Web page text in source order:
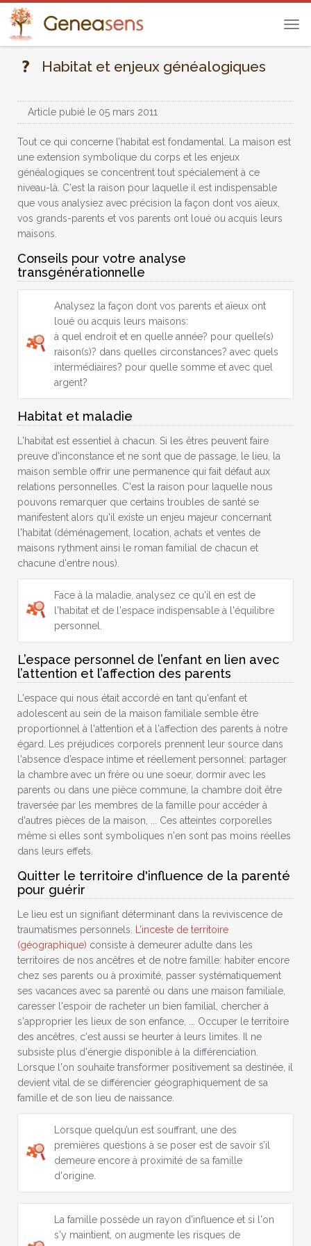
Habitat et enjeux généalogiques
Article pubié le 05 mars 2011
Tout ce qui concerne l’habitat est fondamental. La maison est
une extension symbolique du corps et les enjeux
généalogiques se concentrent tout spécialement à ce
niveau-là. C'est la raison pour laquelle il est indispensable
que vous analysiez avec précision la façon dont vos aïeux,
vos grands-parents et vos parents ont loué ou acquis leurs
maisons.
Conseils pour votre analyse
transgénérationnelle
Analysez la façon dont vos parents et aïeux ont
loué ou acquis leurs maisons:
à quel endroit et en quelle année? pour quelle(s)
raison(s)? dans quelles circonstances? avec quels
intermédiaires? pour quelle somme et avec quel
argent?
Habitat et maladie
L'habitat est essentiel à chacun. Si les êtres peuvent faire
preuve d'inconstance et ne sont que de passage, le lieu, la
maison semble offrir une permanence qui fait défaut aux
relations personnelles. C'est la raison pour laquelle nous
pouvons remarquer que certains troubles de santé se
manifestent alors qu'il existe un enjeu majeur concernant
l'habitat (déménagement, location, achats et ventes de
maisons rythment ainsi le roman familial de chacun et
chacune d'entre nous).
Face à la maladie, analysez ce qu'il en est de
l'habitat et de l'espace indispensable à l'équilibre
personnel.
L’espace personnel de l’enfant en lien avec
l’attention et l’affection des parents
L'espace qui nous était accordé en tant qu'enfant et
adolescent au sein de la maison familiale semble être
proportionnel à l'attention et à l'affection des parents à notre
égard. Les préjudices corporels prennent leur source dans
l'absence d’espace intime et réellement personnel: partager
la chambre avec un frère ou une soeur, dormir avec les
parents ou dans une pièce commune, la chambre doit être
traversée par les membres de la famille pour accéder à
d'autres pièces de la maison, ... Ces atteintes corporelles
même si elles sont symboliques n'en sont pas moins réelles
dans leurs effets.
Quitter le territoire d'influence de la parenté
pour guérir
Le lieu est un signifiant déterminant dans la reviviscence de
traumatismes personnels.
L’inceste de territoire
(géographique) consiste à demeurer adulte dans les
territoires de nos ancêtres et de notre famille: habiter encore
chez ses parents ou à proximité, passer systématiquement
ses vacances avec sa parenté ou dans une maison familiale,
caresser l'espoir de racheter un bien familial, chercher à
s'approprier les lieux de son enfance, ... Occuper le territoire
des ancêtres, c'est aussi se heurter à leurs limites. Il ne
subsiste plus d'énergie disponible à la différenciation.
Lorsque l'on souhaite transformer positivement sa destinée, il
devient vital de se différencier géographiquement de sa
famille et de son lieu de naissance.
Lorsque quelqu’un est souffrant, une des
premières questions à se poser est de savoir s’il
demeure encore à proximité de sa famille
d'origine.
La famille possède un rayon d'influence et si l'on
s'y maintient, on augmente les risques de